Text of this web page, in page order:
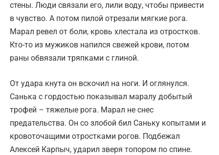
стены. Люди связали его, лили воду, чтобы привести
в чувство. А потом пилой отрезали мягкие рога.
Марал ревел от боли, кровь хлестала из отростков.
Кто-то из мужиков напился свежей крови, потом
раны обвязали тряпками с глиной.
От удара кнута он вскочил на ноги. И оглянулся.
Санька с гордостью показывал маралу добытый
трофей – тяжелые рога. Марал не снес
предательства. Он со злобой бил Саньку копытами и
кровоточащими отростками рогов. Подбежал
Алексей Карпыч, ударил зверя топором по спине.